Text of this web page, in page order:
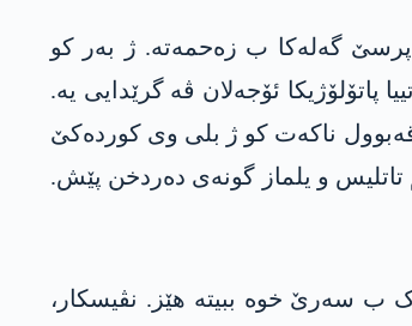
پرسێ گەلەکا ب زەحمەتە. ژ بەر کو
ئۆجەلان ڤە گرێدایی یە.
ناکەت کو ژ بلی وی کوردەکێ
1980یێ دا د گۆت؛ ل دژی من ئیبراھیم تاتلیس و یلماز گونەی دەردخن پێش.
ب سەرێ خوە ببیتە ھێز. نڤیسکار،